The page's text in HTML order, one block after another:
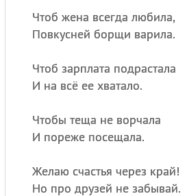
Чтоб жена всегда любила,
Повкусней борщи варила.
Чтоб зарплата подрастала
И на всё ее хватало.
Чтобы теща не ворчала
И пореже посещала.
Желаю счастья через край!
Но про друзей не забывай.